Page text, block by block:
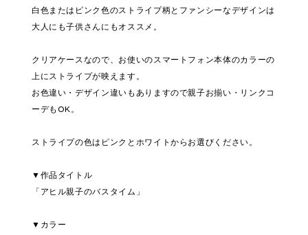
白色またはピンク色のストライプ柄とファンシーなデザインは
大人にも子供さんにもオススメ。
クリアケースなので、お使いのスマートフォン本体のカラーの
上にストライプが映えます。
お色違い・デザイン違いもありますので親子お揃い・リンクコ
ーデもOK。
ストライプの色はピンクとホワイトからお選びください。
▼作品タイトル
「アヒル親子のバスタイム」
▼カラー